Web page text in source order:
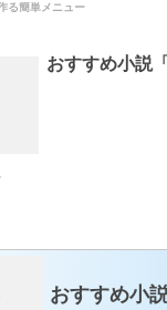
る簡単メニュー
おすすめ小説
おすすめ小